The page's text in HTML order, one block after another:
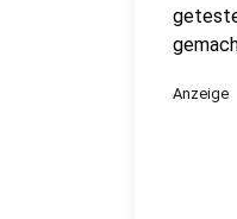
Anzeige